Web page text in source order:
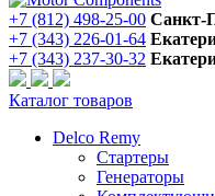
+7 (812) 498-25-00 Санкт-
+7 (343) 226-01-64
+7 (343) 237-30-32
Каталог товаров
Delco Remy
Стартеры
Генераторы